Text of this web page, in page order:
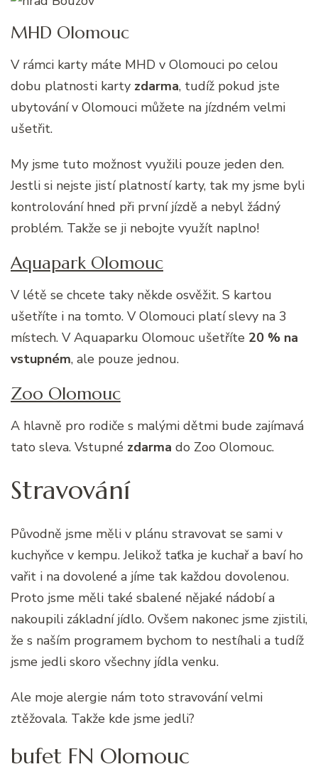
MHD Olomouc
V rámci karty máte MHD v Olomouci po celou
dobu platnosti karty zdarma, tudíž pokud jste
ubytování v Olomouci můžete na jízdném velmi
ušetřit.
My jsme tuto možnost využili pouze jeden den.
Jestli si nejste jistí platností karty, tak my jsme byli
kontrolování hned při první jízdě a nebyl žádný
problém. Takže se ji nebojte využít naplno!
Aquapark Olomouc
V létě se chcete taky někde osvěžit. S kartou
ušetříte i na tomto. V Olomouci platí slevy na 3
místech. V Aquaparku Olomouc ušetříte 20 % na
vstupném, ale pouze jednou.
Zoo Olomouc
A hlavně pro rodiče s malými dětmi bude zajímavá
tato sleva. Vstupné zdarma do Zoo Olomouc.
Stravování
Původně jsme měli v plánu stravovat se sami v
kuchyňce v kempu. Jelikož taťka je kuchař a baví ho
vařit i na dovolené a jíme tak každou dovolenou.
Proto jsme měli také sbalené nějaké nádobí a
nakoupili základní jídlo. Ovšem nakonec jsme zjistili,
že s naším programem bychom to nestíhali a tudíž
jsme jedli skoro všechny jídla venku.
Ale moje alergie nám toto stravování velmi
ztěžovala. Takže kde jsme jedli?
bufet FN Olomouc